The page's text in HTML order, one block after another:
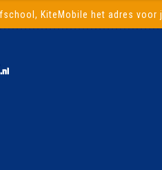
KiteMobile het adres voor